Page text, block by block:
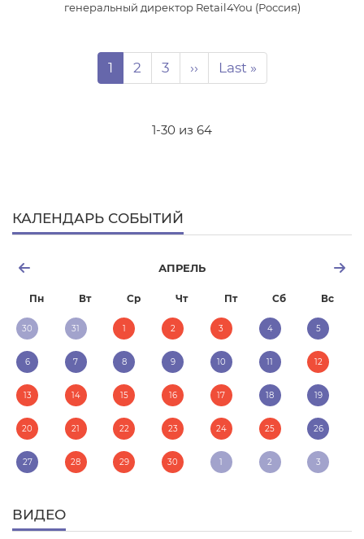
генеральный директор Retail4You (Россия)
Page
1 Page
2 Page
3 Следующая страница
›› Последняя
Last »
1-30 из 64
КАЛЕНДАРЬ СОБЫТИЙ
АПРЕЛЬ
Пн Вт Ср Чт Пт Сб Вс
30 31 1 2 3 4 5
6 7 8 9 10 11 12
13 14 15 16 17 18 19
20 21 22 23 24 25 26
27 28 29 30 1 2 3
ВИДЕО